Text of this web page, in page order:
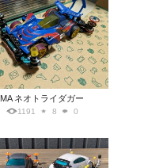
MA ネオトライダガー
1191 8 0